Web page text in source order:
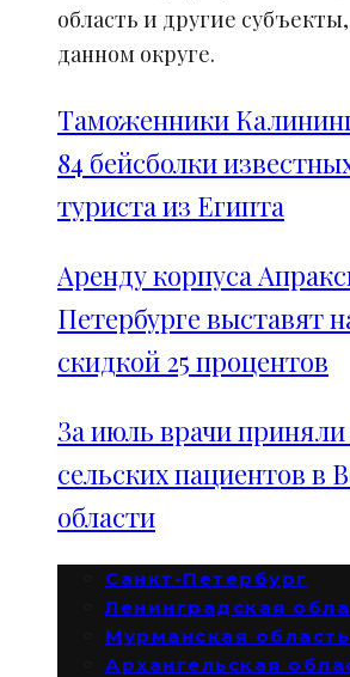
область и другие
данном округе.
Таможенники
84 бейсболки
туриста из Египта
Аренду корпуса
Петербурге выставят
скидкой 25 процентов
За июль врачи приняли
сельских пациентов в
области
Санкт-Петербург
Ленинградская
Мурманская область
Архангельская